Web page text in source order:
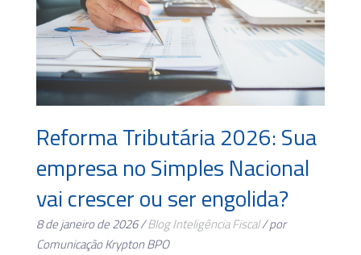
Reforma Tributária 2026: Sua
empresa no Simples Nacional
vai crescer ou ser engolida?
8 de janeiro de 2026 /BlogInteligência Fiscal/ por
Comunicação Krypton BPO